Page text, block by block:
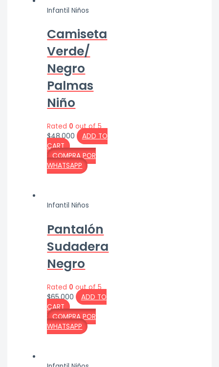
Infantil Niños
Camiseta
Verde/
Negro
Palmas
Niño
Rated 0 out of 5
$48,000
ADD TO
CART
COMPRA POR
WHATSAPP
Infantil Niños
Pantalón
Sudadera
Negro
Rated 0 out of 5
$65,000
ADD TO
CART
COMPRA POR
WHATSAPP